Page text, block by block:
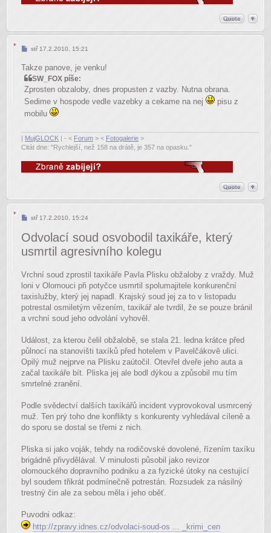
Příspěvek
stř 17.2.2010, 15:21
Takze panove, je venku!
SW_FOX píše:
Zprosten obzaloby, dnes propusten z vazby. Nutna obrana.
Sedime v hospode vedle vazebky a cekame na nej
pisu z
mobilu
MujGLOCK | - < Forum > < Fotogalerie >
Citát dne: "Rychlejší, než 158 na drátě, je 357 na opasku."
Příspěvek
stř 17.2.2010, 15:24
Odvolací soud osvobodil taxikáře, který
usmrtil agresivního kolegu
Vrchní soud zprostil taxikáře Pavla Plisku obžaloby z vraždy. Muž
loni v Olomouci při potyčce usmrtil spolumajitele konkurenční
taxislužby, který jej napadl. Krajský soud jej za to v listopadu
potrestal osmiletým vězením, taxikář ale tvrdil, že se pouze bránil
a vrchní soud jeho odvolání vyhověl.
Událost, za kterou čelil obžalobě, se stala 21. ledna krátce před
půlnocí na stanovišti taxíků před hotelem v Pavelčákově ulici.
Opilý muž nejprve na Plisku zaútočil. Otevřel dveře jeho auta a
začal taxikáře bít. Pliska jej ale bodl dýkou a způsobil mu tím
smrtelné zranění.
Podle svědectví dalších taxíkářů incident vyprovokoval usmrcený
muž. Ten prý toho dne konflikty s konkurenty vyhledával cíleně a
do sporu se dostal se třemi z nich.
Pliska si jako voják, tehdy na rodičovské dovolené, řízením taxíku
brigádně přivydělával. V minulosti působil jako revizor
olomouckého dopravního podniku a za fyzické útoky na cestující
byl soudem třikrát podmínečně potrestán. Rozsudek za násilný
trestný čin ale za sebou měla i jeho oběť.
Puvodni odkaz:
http://zpravy.idnes.cz/odvolaci-soud-os ... _krimi_cen